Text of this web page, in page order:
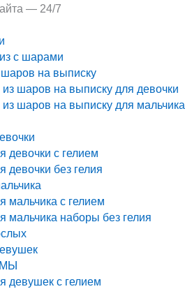
— 24/7
с шарами
на выписку
шаров на выписку для девочки
шаров на выписку для мальчика
девочки с гелием
девочки без гелия
мальчика с гелием
мальчика наборы без гелия
девушек с гелием